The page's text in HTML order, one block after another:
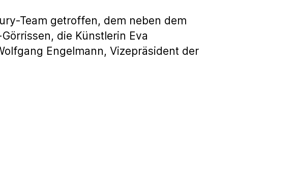
Team getroffen, dem neben dem
die Künstlerin Eva
Engelmann, Vizepräsident der